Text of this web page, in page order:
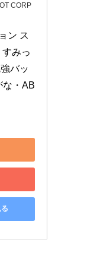
CORP
ン ス
みっ
バッ
な・AB